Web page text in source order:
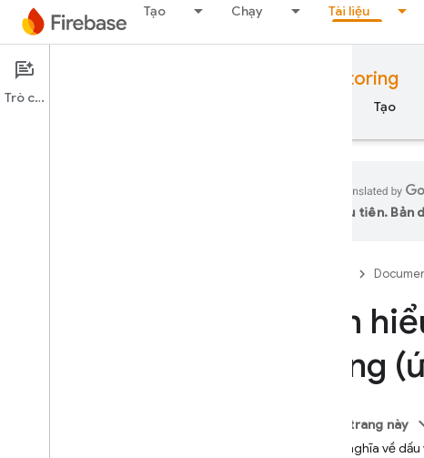
Tạo Chạy Tài liệu
Documentation Performance Monitoring
Tổng quan Tạo
ưu tiên. Bản
Tìm
trang
Trên trang này
Định nghĩa về
Trò chuyện